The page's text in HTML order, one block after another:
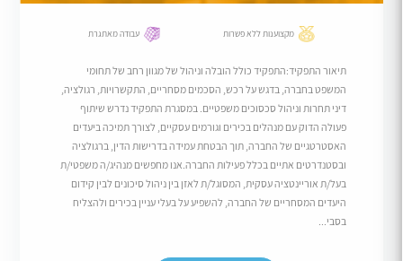
מקצוענות ללא פשרות עבודה מאתגרת
תיאור התפקיד:התפקיד כולל הובלה וניהול של מגוון רחב של תחומי
המשפט בחברה, בדגש על רכש, הסכמים מסחריים, התקשרויות, רגולציה,
דיני תחרות וניהול סכסוכים משפטיים. במסגרת התפקיד נדרש שיתוף
פעולה הדוק עם מנהלים בכירים וגורמים עסקיים, לצורך תמיכה ביעדים
האסטרטגיים של החברה, תוך הבטחת עמידה בדרישות הדין, ברגולציה
ובסטנדרטים אתיים בכלל פעילות החברה.אנו מחפשים מנהיג/ה משפטי/ת
בעל/ת אוריינטציה עסקית, המסוגל/ת לאזן בין ניהול סיכונים לבין קידום
היעדים המסחריים של החברה, להשפיע על בעלי עניין בכירים ולהצליח
בסבי...